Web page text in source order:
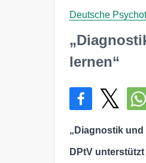
Deutsche
lernen“
„Diagnostik
DPtV